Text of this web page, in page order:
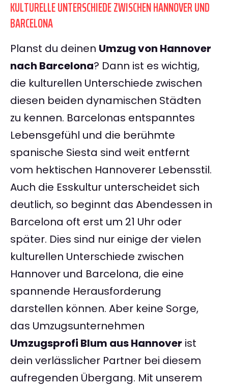
KULTURELLE UNTERSCHIEDE ZWISCHEN HANNOVER UND
BARCELONA
Planst du deinen Umzug von Hannover
nach Barcelona? Dann ist es wichtig,
die kulturellen Unterschiede zwischen
diesen beiden dynamischen Städten
zu kennen. Barcelonas entspanntes
Lebensgefühl und die berühmte
spanische Siesta sind weit entfernt
vom hektischen Hannoverer Lebensstil.
Auch die Esskultur unterscheidet sich
deutlich, so beginnt das Abendessen in
Barcelona oft erst um 21 Uhr oder
später. Dies sind nur einige der vielen
kulturellen Unterschiede zwischen
Hannover und Barcelona, die eine
spannende Herausforderung
darstellen können. Aber keine Sorge,
das Umzugsunternehmen
Umzugsprofi Blum aus Hannover ist
dein verlässlicher Partner bei diesem
aufregenden Übergang. Mit unserem